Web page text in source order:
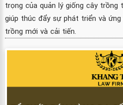
trọng của quản lý giống cây trồng
giúp thúc đẩy sự phát triển và
trồng mới và cải tiến.